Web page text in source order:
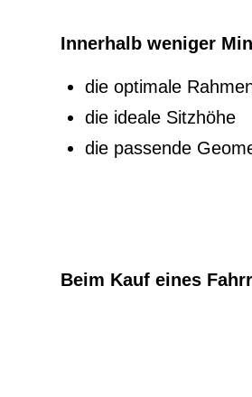
Innerhalb weniger
die optimale
die ideale Sitzhöhe
die passende
Beim Kauf eines